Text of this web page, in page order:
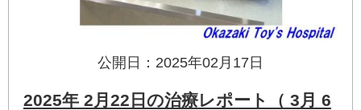
公開日：2025年02月17日
2025年 2月22日の治療レポート（ 3月 6